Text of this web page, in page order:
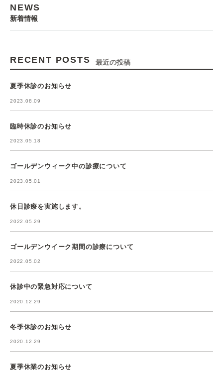
NEWS
新着情報
RECENT POSTS 最近の投稿
夏季休診のお知らせ
2023.08.09
臨時休診のお知らせ
2023.05.18
ゴールデンウィーク中の診療について
2023.05.01
休日診療を実施します。
2022.05.29
ゴールデンウイーク期間の診療について
2022.05.02
休診中の緊急対応について
2020.12.29
冬季休診のお知らせ
2020.12.29
夏季休業のお知らせ